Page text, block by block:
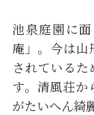
池泉庭園に
庵」。今は山
されている
す。清風荘か
がたいへん綺